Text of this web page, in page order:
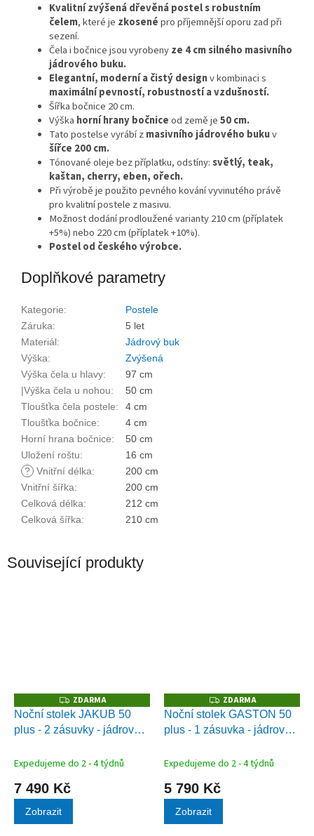
Kvalitní zvýšená dřevěná postel s robustním
čelem, které je zkosenépro příjemnější oporu zad při
sezení.
Čela i bočnice jsou vyrobenyze 4 cm silného masivního
jádrového buku.
Elegantní, moderní a čistý designv kombinaci s
maximální pevností, robustností a vzdušností.
Šířka bočnice 20 cm.
Výška horní hrany bočniceod země je50 cm.
Tato postelse vyrábí zmasivního jádrového bukuv
šířce 200 cm.
Tónované oleje bez příplatku, odstíny:světlý, teak,
kaštan, cherry, eben, ořech.
Při výrobě je použito pevného kování vyvinutého právě
pro kvalitní postele z masivu.
Možnost dodání prodloužené varianty 210 cm (příplatek
+5%) nebo 220 cm (příplatek +10%).
Postel od českého výrobce.
Doplňkové parametry
Kategorie:
Postele
Záruka:
5 let
Materiál:
Jádrový buk
Výška:
Zvýšená
Výška čela u hlavy:
97 cm
|Výška čela u nohou:
50 cm
Tloušťka čela postele:
4 cm
Tloušťka bočnice:
4 cm
Horní hrana bočnice:
50 cm
Uložení roštu:
16 cm
? Vnitřní délka:
200 cm
Vnitřní šířka:
200 cm
Celková délka:
212 cm
Celková šířka: 210 cm
Související produkty
Z
D
A
R
ZDARMA
Noční stolek JAKUB 50
plus - 2 zásuvky - jádrový
Expedujeme do 2 - 4 týdnů
7 490 Kč
Zobrazit
Z
D
A
R
ZDARMA
Noční stolek GASTON 50
plus - 1 zásuvka - jádrový
Expedujeme do 2 - 4 týdnů
5 790 Kč
Zobrazit